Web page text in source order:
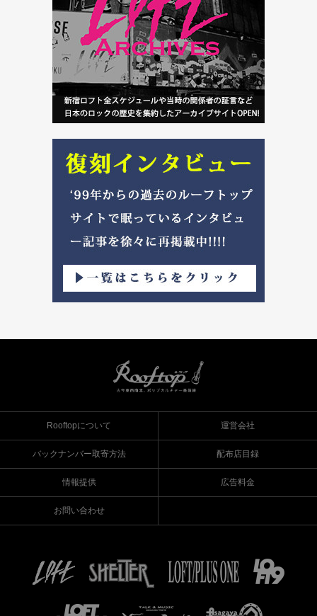
Rooftopについて 運営会社
バックナンバー取寄方法 配布店目録
情報提供 広告料金
お問い合わせ